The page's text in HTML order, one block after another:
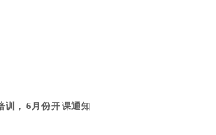
训，6月份开课通知